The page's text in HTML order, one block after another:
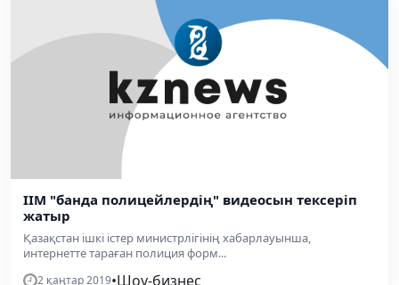
ІІМ "банда полицейлердің" видеосын тексеріп
жатыр
Қазақстан ішкі істер министрлігінің хабарлауынша,
интернетте тараған полиция форм...
2 қаңтар 2019•Шоу-бизнес